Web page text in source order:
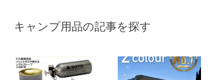
キャンプ用品の記事を探す